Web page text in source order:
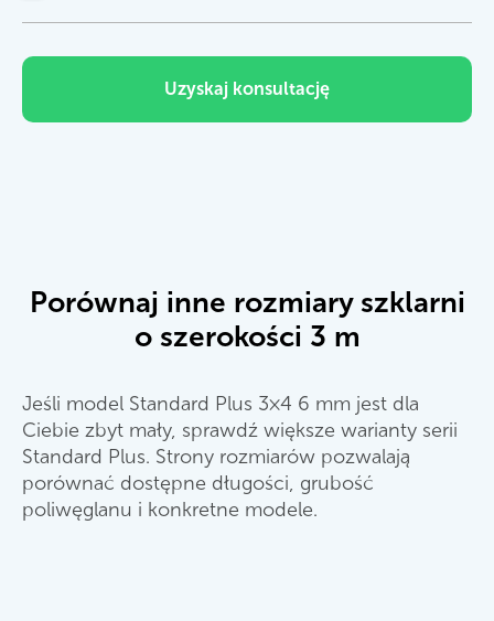
Uzyskaj konsultację
Porównaj inne rozmiary szklarni
o szerokości 3 m
Jeśli model Standard Plus 3×4 6 mm jest dla
Ciebie zbyt mały, sprawdź większe warianty serii
Standard Plus. Strony rozmiarów pozwalają
porównać dostępne długości, grubość
poliwęglanu i konkretne modele.